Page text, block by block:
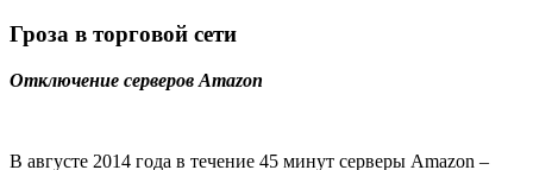
Гроза в торговой сети
Отключение серверов Amazon
В августе 2014 года в течение 45 минут серверы Amazon –